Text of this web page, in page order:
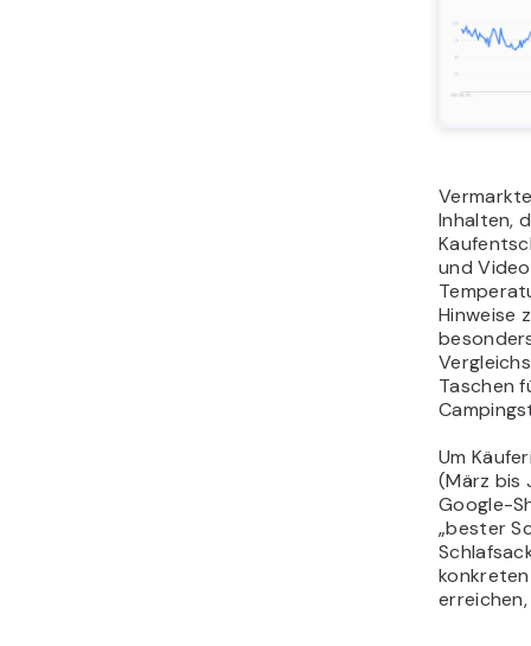
Inhalten,
und
Hinweise
Taschen
Um
(März bis
Google-
„bester